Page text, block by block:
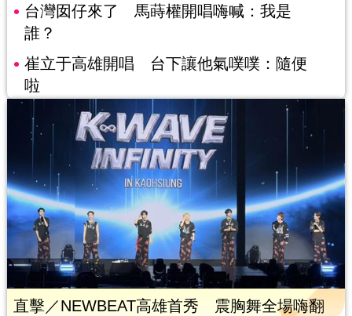
台灣囡仔來了 馬蒔權開唱嗨喊：我是
誰？
崔立于高雄開唱 台下讓他氣噗噗：隨便
啦
直擊／NEWBEAT高雄首秀 震胸舞全場嗨翻